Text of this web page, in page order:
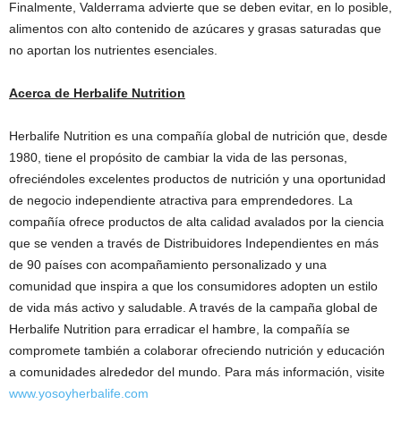
Finalmente, Valderrama advierte que se deben evitar, en lo posible,
alimentos con alto contenido de azúcares y grasas saturadas que
no aportan los nutrientes esenciales.
Acerca de Herbalife Nutrition
Herbalife Nutrition es una compañía global de nutrición que, desde
1980, tiene el propósito de cambiar la vida de las personas,
ofreciéndoles excelentes productos de nutrición y una oportunidad
de negocio independiente atractiva para emprendedores. La
compañía ofrece productos de alta calidad avalados por la ciencia
que se venden a través de Distribuidores Independientes en más
de 90 países con acompañamiento personalizado y una
comunidad que inspira a que los consumidores adopten un estilo
de vida más activo y saludable. A través de la campaña global de
Herbalife Nutrition para erradicar el hambre, la compañía se
compromete también a colaborar ofreciendo nutrición y educación
a comunidades alrededor del mundo. Para más información, visite
www.yosoyherbalife.com